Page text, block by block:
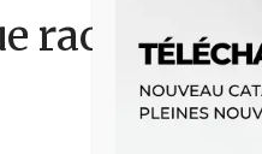
raccord 2